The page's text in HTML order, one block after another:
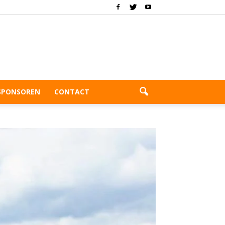
CONTACT